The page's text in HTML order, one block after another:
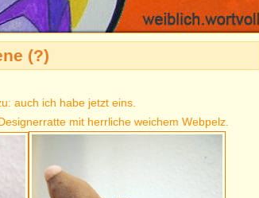
(?)
auch ich habe jetzt eins.
mit herrliche weichem Webpelz.